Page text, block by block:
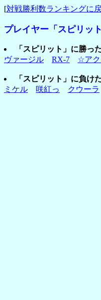
[対戦勝利数ランキングに
プレイヤー「スピリッ
「スピリット」に勝っ
ヴァージル
RX-7 ☆ア
「スピリット」に負け
ミケル
咲紅っ クウーラ